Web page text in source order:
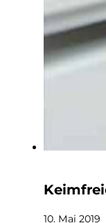
10. Mai 2019